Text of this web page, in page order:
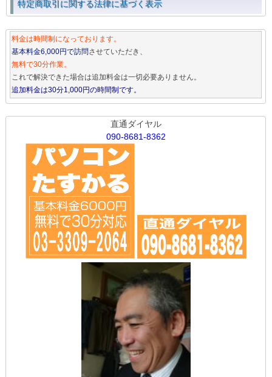
特定商取引に関する法律に基づく表示
料金は時間制になっております。
基本料金6,000円で訪問させていただき、
無料で30分作業。
これで解決できた場合は追加料金は一切必要ありません。
追加料金は30分1,000円の時間制です。
直通ダイヤル
090-8681-8362